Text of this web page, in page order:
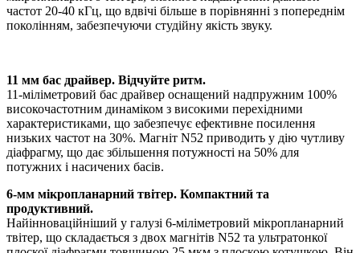
частот 20-40 кГц, що вдвічі більше в порівнянні з попереднім
поколінням, забезпечуючи студійну якість звуку.
11 мм бас драйвер. Відчуйте ритм.
11-міліметровий бас драйвер оснащений надпружним 100%
високочастотним динаміком з високими перехідними
характеристиками, що забезпечує ефективне посилення
низьких частот на 30%. Магніт N52 приводить у дію чутливу
діафрагму, що дає збільшення потужності на 50% для
потужних і насичених басів.
6-мм мікропланарний твітер. Компактний та
продуктивний.
Найінноваційніший у галузі 6-міліметровий мікропланарний
твітер, що складається з двох магнітів N52 та ультратонкої